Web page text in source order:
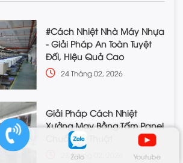
Zalo Youtube
#Cách Nhiệt Nhà Máy Nhựa
- Giải Pháp An Toàn Tuyệt
Đối, Hiệu Quả Cao
24 Tháng 02, 2026
Giải Pháp Cách Nhiệt
Xưởng May Bằng Tấm Panel
Chuẩn Kỹ Thuật
23 Tháng 02, 2026